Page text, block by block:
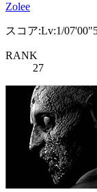
Zolee
スコア:Lv:1/
RANK
27